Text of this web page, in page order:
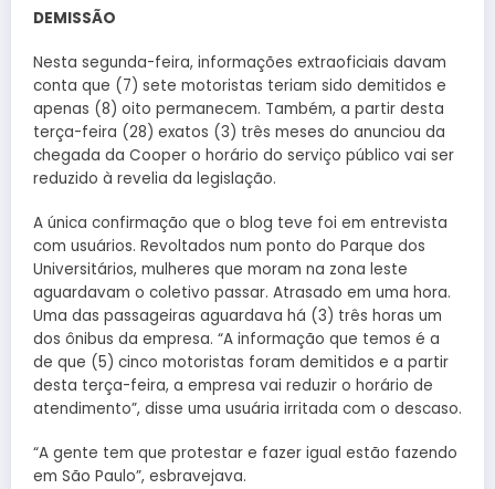
DEMISSÃO
Nesta segunda-feira, informações extraoficiais davam
conta que (7) sete motoristas teriam sido demitidos e
apenas (8) oito permanecem. Também, a partir desta
terça-feira (28) exatos (3) três meses do anunciou da
chegada da Cooper o horário do serviço público vai ser
reduzido à revelia da legislação.
A única confirmação que o blog teve foi em entrevista
com usuários. Revoltados num ponto do Parque dos
Universitários, mulheres que moram na zona leste
aguardavam o coletivo passar. Atrasado em uma hora.
Uma das passageiras aguardava há (3) três horas um
dos ônibus da empresa. “A informação que temos é a
de que (5) cinco motoristas foram demitidos e a partir
desta terça-feira, a empresa vai reduzir o horário de
atendimento”, disse uma usuária irritada com o descaso.
“A gente tem que protestar e fazer igual estão fazendo
em São Paulo”, esbravejava.